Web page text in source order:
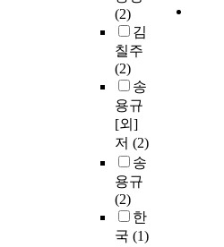
(2)
김
칠주
(2)
송
용규
[외]
저 (2)
송
용규
(2)
한
국 (1)